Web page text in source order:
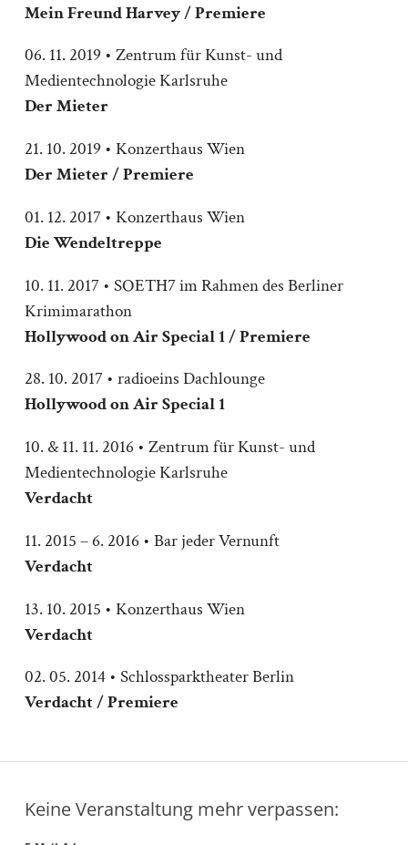
Mein Freund Harvey / Premiere
06. 11. 2019 • Zentrum für Kunst- und
Medientechnologie Karlsruhe
Der Mieter
21. 10. 2019 • Konzerthaus Wien
Der Mieter / Premiere
01. 12. 2017 • Konzerthaus Wien
Die Wendeltreppe
10. 11. 2017 • SOETH7 im Rahmen des Berliner
Krimimarathon
Hollywood on Air Special 1 / Premiere
28. 10. 2017 • radioeins Dachlounge
Hollywood on Air Special 1
10. & 11. 11. 2016 • Zentrum für Kunst- und
Medientechnologie Karlsruhe
Verdacht
11. 2015 – 6. 2016 • Bar jeder Vernunft
Verdacht
13. 10. 2015 • Konzerthaus Wien
Verdacht
02. 05. 2014 • Schlossparktheater Berlin
Verdacht / Premiere
Keine Veranstaltung mehr verpassen: